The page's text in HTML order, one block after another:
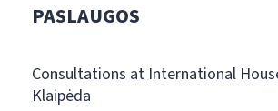
PASLAUGOS
Consultations at International
Klaipėda